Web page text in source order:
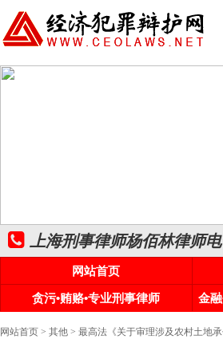
上海刑事律师杨佰林律师
网站首页
贪污•贿赂•专业刑事律师
金
网站首页 > 其他 > 最高法《关于审理涉及农村土地